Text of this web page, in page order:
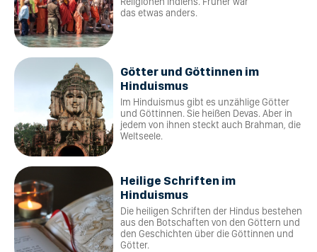
das etwas anders.
Götter und Göttinnen im
Hinduismus
Im Hinduismus gibt es unzählige Götter
und Göttinnen. Sie heißen Devas. Aber in
jedem von ihnen steckt auch Brahman, die
Weltseele.
Heilige Schriften im
Hinduismus
Die heiligen Schriften der Hindus bestehen
aus den Botschaften von den Göttern und
den Geschichten über die Göttinnen und
Götter.